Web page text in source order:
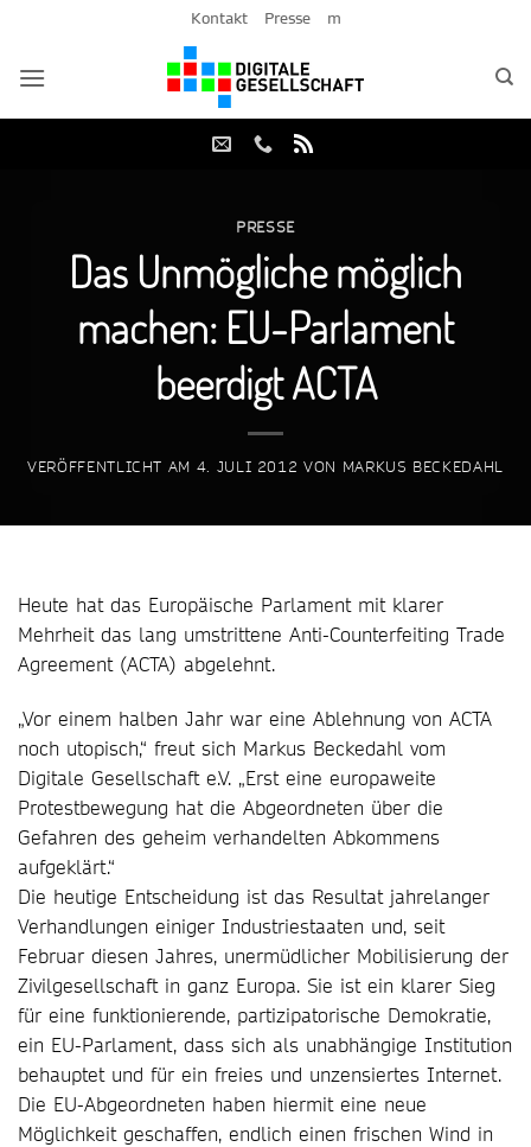
springen
Kontakt Presse m
PRESSE
Das Unmögliche möglich
machen: EU-Parlament
beerdigt ACTA
VERÖFFENTLICHT AM 4. JULI 2012 VON MARKUS BECKEDAHL
Heute hat das Europäische Parlament mit klarer
Mehrheit das lang umstrittene Anti-Counterfeiting Trade
Agreement (ACTA) abgelehnt.
„Vor einem halben Jahr war eine Ablehnung von ACTA
noch utopisch,“ freut sich Markus Beckedahl vom
Digitale Gesellschaft e.V. „Erst eine europaweite
Protestbewegung hat die Abgeordneten über die
Gefahren des geheim verhandelten Abkommens
aufgeklärt.“
Die heutige Entscheidung ist das Resultat jahrelanger
Verhandlungen einiger Industriestaaten und, seit
Februar diesen Jahres, unermüdlicher Mobilisierung der
Zivilgesellschaft in ganz Europa. Sie ist ein klarer Sieg
für eine funktionierende, partizipatorische Demokratie,
ein EU-Parlament, dass sich als unabhängige Institution
behauptet und für ein freies und unzensiertes Internet.
Die EU-Abgeordneten haben hiermit eine neue
Möglichkeit geschaffen, endlich einen frischen Wind in